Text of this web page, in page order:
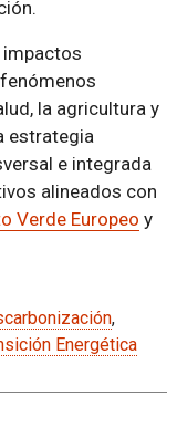
impactos
la agricultura y
estrategia
e integrada
alineados con
Verde Europeo y
,
Energética